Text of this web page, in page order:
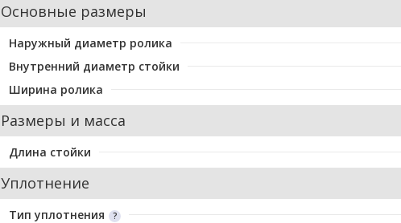
Основные размеры
Наружный диаметр ролика
Внутренний диаметр стойки
Ширина ролика
Размеры и масса
Длина стойки
Уплотнение
Тип уплотнения